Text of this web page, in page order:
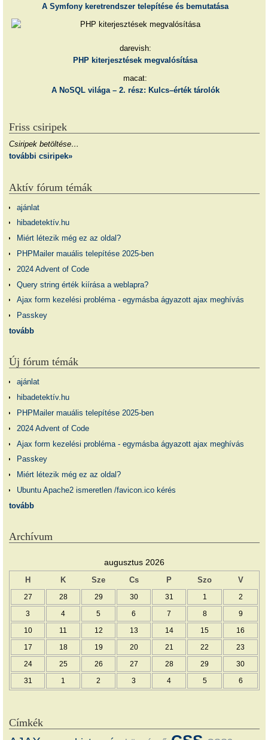
A Symfony keretrendszer telepítése és bemutatása
darevish:
PHP kiterjesztések megvalósítása
macat:
A NoSQL világa – 2. rész: Kulcs–érték tárolók
Friss csiripek
Csiripek betöltése…
további csiripek»
Aktív fórum témák
ajánlat
hibadetektív.hu
Miért létezik még ez az oldal?
PHPMailer mauális telepítése 2025-ben
2024 Advent of Code
Query string érték kiírása a weblapra?
Ajax form kezelési probléma - egymásba ágyazott ajax meghívás
Passkey
tovább
Új fórum témák
ajánlat
hibadetektív.hu
PHPMailer mauális telepítése 2025-ben
2024 Advent of Code
Ajax form kezelési probléma - egymásba ágyazott ajax meghívás
Passkey
Miért létezik még ez az oldal?
Ubuntu Apache2 ismeretlen /favicon.ico kérés
tovább
Archívum
augusztus 2026
H K Sze Cs P Szo V
27 28 29 30 31 1 2
3 4 5 6 7 8 9
10 11 12 13 14 15 16
17 18 19 20 21 22 23
24 25 26 27 28 29 30
31 1 2 3 4 5 6
Címkék